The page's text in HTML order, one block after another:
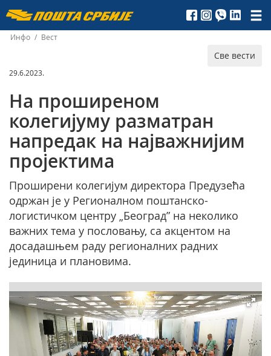
Пошта
Србије
д.о.о.
Инфо / Вест
Све вести
29.6.2023.
На проширеном
колегијуму разматран
напредак на најважнијим
пројектима
Проширени колегијум директора Предузећа
одржан је у Регионалном поштанско-
логистичком центру „Београд” на неколико
важних тема у пословању, са акцентом на
досадашњем раду регионалних радних
јединица и плановима.